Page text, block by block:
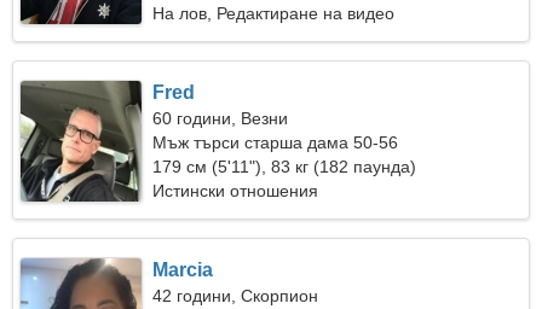
На лов, Редактиране на видео
Fred
60 години, Везни
Мъж търси старша дама 50-56
179 см (5'11"), 83 кг (182 паунда)
Истински отношения
Marcia
42 години, Скорпион